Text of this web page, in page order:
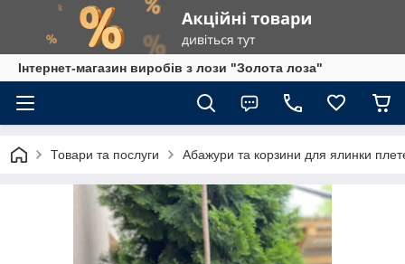
Інтернет-магазин виробів з лози "Золота лоза"
Товари та послуги Абажури та корзини для ялинки